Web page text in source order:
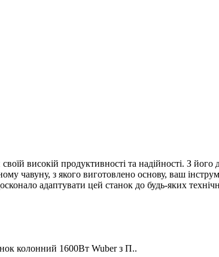
високій продуктивності та надійності. З
чавуну, з якого виготовлено основу, ваш
адаптувати цей станок до будь-яких
колонний 1600Вт Wuber з П..